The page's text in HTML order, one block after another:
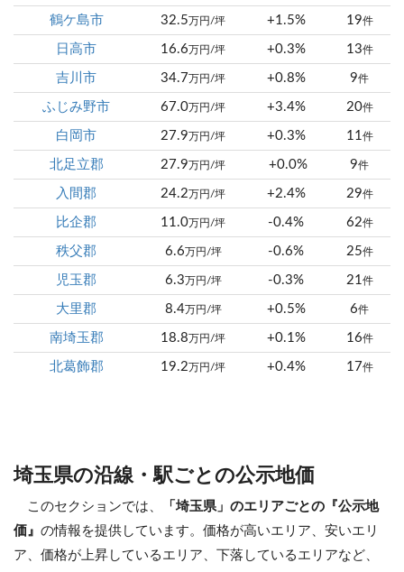
鶴ケ島市 32.5万円/坪 +1.5% 19件
日高市 16.6万円/坪 +0.3% 13件
吉川市 34.7万円/坪 +0.8% 9件
ふじみ野市 67.0万円/坪 +3.4% 20件
白岡市 27.9万円/坪 +0.3% 11件
北足立郡 27.9万円/坪 +0.0% 9件
入間郡 24.2万円/坪 +2.4% 29件
比企郡 11.0万円/坪 -0.4% 62件
秩父郡 6.6万円/坪 -0.6% 25件
児玉郡 6.3万円/坪 -0.3% 21件
大里郡 8.4万円/坪 +0.5% 6件
南埼玉郡 18.8万円/坪 +0.1% 16件
北葛飾郡 19.2万円/坪 +0.4% 17件
埼玉県の沿線・駅ごとの公示地価
このセクションでは、
「埼玉県」のエリアごとの『公示地
価』 の情報を提供しています。価格が高いエリア、安いエリ
ア、価格が上昇しているエリア、下落しているエリアなど、